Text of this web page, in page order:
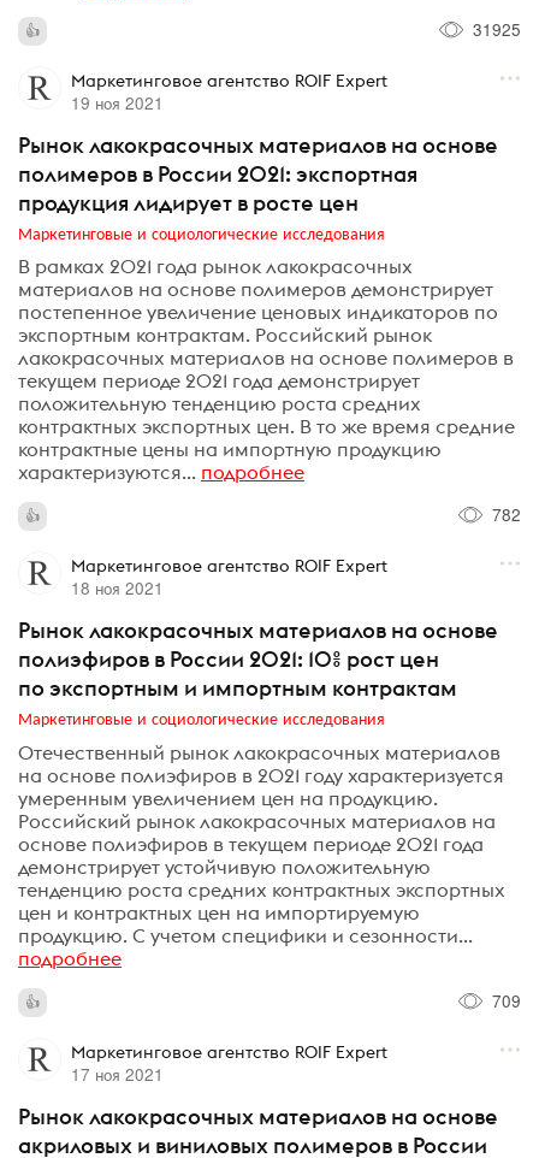
31925
Маркетинговое агентство ROIF Expert
19 ноя 2021
Рынок лакокрасочных материалов на основе
полимеров в России 2021: экспортная
продукция лидирует в росте цен
Маркетинговые и социологические исследования
В рамках 2021 года рынок лакокрасочных
материалов на основе полимеров демонстрирует
постепенное увеличение ценовых индикаторов по
экспортным контрактам. Российский рынок
лакокрасочных материалов на основе полимеров в
текущем периоде 2021 года демонстрирует
положительную тенденцию роста средних
контрактных экспортных цен. В то же время средние
контрактные цены на импортную продукцию
характеризуются... подробнее
782
Маркетинговое агентство ROIF Expert
18 ноя 2021
Рынок лакокрасочных материалов на основе
полиэфиров в России 2021: 10% рост цен
по экспортным и импортным контрактам
Маркетинговые и социологические исследования
Отечественный рынок лакокрасочных материалов
на основе полиэфиров в 2021 году характеризуется
умеренным увеличением цен на продукцию.
Российский рынок лакокрасочных материалов на
основе полиэфиров в текущем периоде 2021 года
демонстрирует устойчивую положительную
тенденцию роста средних контрактных экспортных
цен и контрактных цен на импортируемую
продукцию. С учетом специфики и сезонности...
подробнее
709
Маркетинговое агентство ROIF Expert
17 ноя 2021
Рынок лакокрасочных материалов на основе
акриловых и виниловых полимеров в России